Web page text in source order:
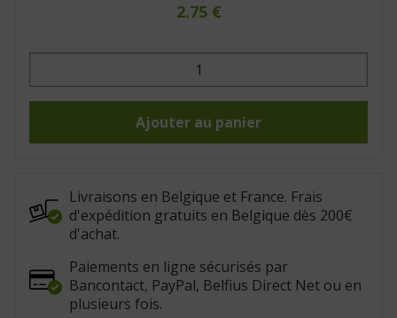
2.75 €
quantité
Aiguilles
de
819092)
Ajouter au panier
Livraisons en Belgique et France. Frais
d'expédition gratuits en Belgique dès 200€
d'achat.
Paiements en ligne sécurisés par
Bancontact, PayPal, Belfius Direct Net ou en
plusieurs fois.